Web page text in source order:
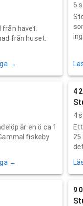
havet.
från huset.
→
6
är en ö ca 1
fiskeby
→
4
4
25
9